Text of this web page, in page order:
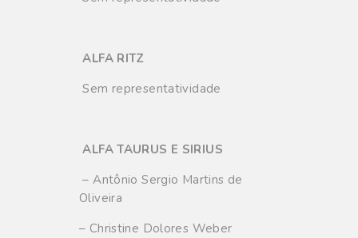
ALFA RITZ
Sem representatividade
ALFA TAURUS E SIRIUS
– Antônio Sergio Martins de
Oliveira
– Christine Dolores Weber